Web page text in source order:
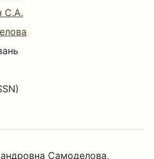
С.А.
Самоделова,